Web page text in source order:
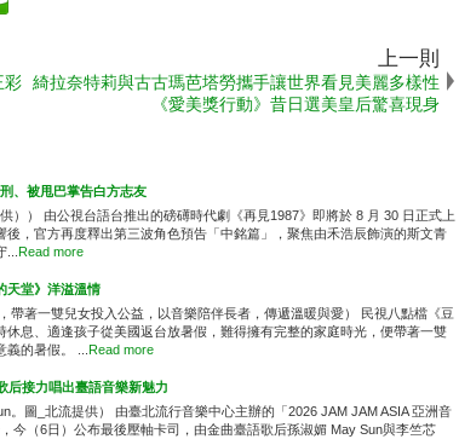
彩
上一則
綺拉奈特莉與古古瑪芭塔勞攜手讓世界看見美麗多樣性
《愛美獎行動》昔日選美皇后驚喜現身
、被甩巴掌告白方志友
）） 由公視台語台推出的磅礡時代劇《再見1987》即將於 8 月 30 日正式上
，官方再度釋出第三波角色預告「中銘篇」，聚焦由禾浩辰飾演的斯文青
Read more
天堂》洋溢溫情
帶著一雙兒女投入公益，以音樂陪伴長者，傳遞溫暖與愛） 民視八點檔《豆
息、適逢孩子從美國返台放暑假，難得擁有完整的家庭時光，便帶著一雙
的暑假。 ...
Read more
后接力唱出臺語音樂新魅力
。圖_北流提供） 由臺北流行音樂中心主辦的「2026 JAM JAM ASIA 亞洲音
今（6日）公布最後壓軸卡司，由金曲臺語歌后孫淑媚 May Sun與李竺芯